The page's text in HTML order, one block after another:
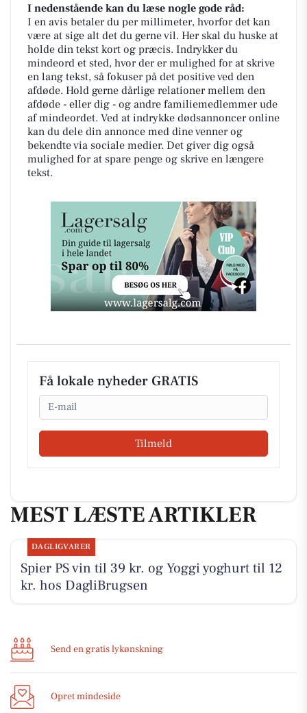
I nedenstående kan du læse nogle gode råd:
I en avis betaler du per millimeter, hvorfor det kan
være at sige alt det du gerne vil. Her skal du huske at
holde din tekst kort og præcis. Indrykker du
mindeord et sted, hvor der er mulighed for at skrive
en lang tekst, så fokuser på det positive ved den
afdøde. Hold gerne dårlige relationer mellem den
afdøde - eller dig - og andre familiemedlemmer ude
af mindeordet. Ved at indrykke dødsannoncer online
kan du dele din annonce med dine venner og
bekendte via sociale medier. Det giver dig også
mulighed for at spare penge og skrive en længere
tekst.
Få lokale nyheder GRATIS
Email
Tilmeld
MEST LÆSTE ARTIKLER
DAGLIGVARER
Spier PS vin til 39 kr. og Yoggi yoghurt til 12
kr. hos DagliBrugsen
Send en gratis lykønskning
Opret mindeside